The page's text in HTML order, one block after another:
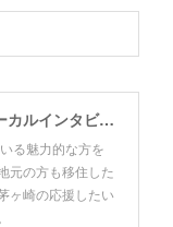
エキウミ：茅ヶ崎のローカルインタビューメディア
る魅力的な方を
元の方も移住した
ヶ崎の応援したい